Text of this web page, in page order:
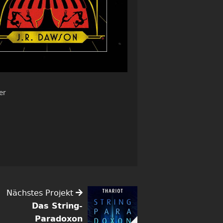
Nächstes Projekt
Das String-
Paradoxon